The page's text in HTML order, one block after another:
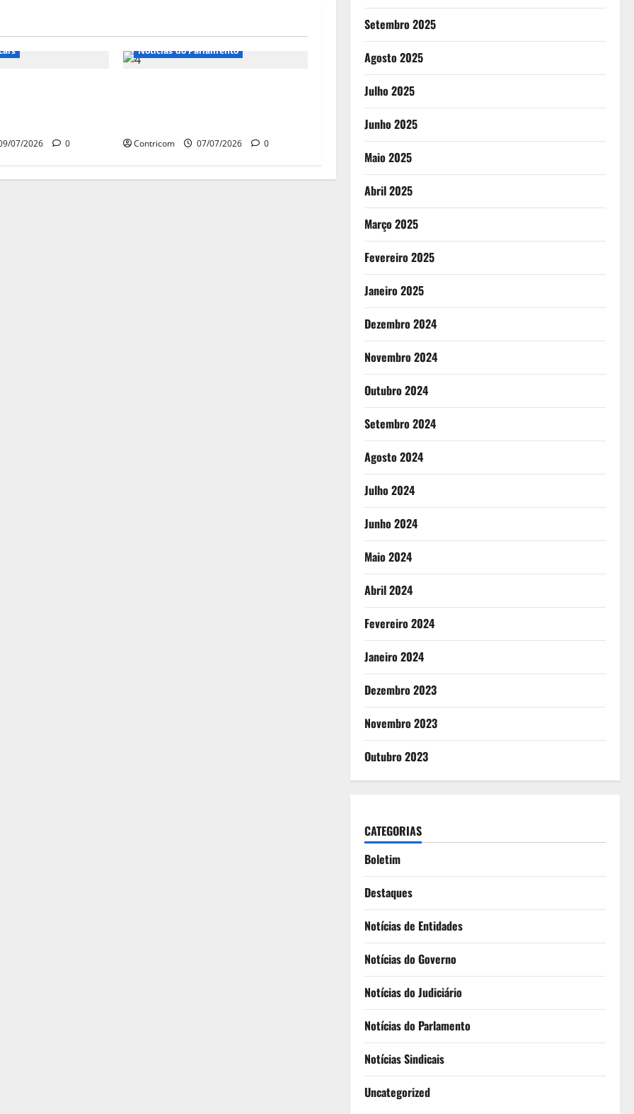
07/2026 0
Notícias do Parlamento
Contricom 07/07/2026 0
Setembro 2025
Agosto 2025
Julho 2025
Junho 2025
Maio 2025
Abril 2025
Março 2025
Fevereiro 2025
Janeiro 2025
Dezembro 2024
Novembro 2024
Outubro 2024
Setembro 2024
Agosto 2024
Julho 2024
Junho 2024
Maio 2024
Abril 2024
Fevereiro 2024
Janeiro 2024
Dezembro 2023
Novembro 2023
Outubro 2023
CATEGORIAS
Boletim
Destaques
Notícias de Entidades
Notícias do Governo
Notícias do Judiciário
Notícias do Parlamento
Notícias Sindicais
Uncategorized